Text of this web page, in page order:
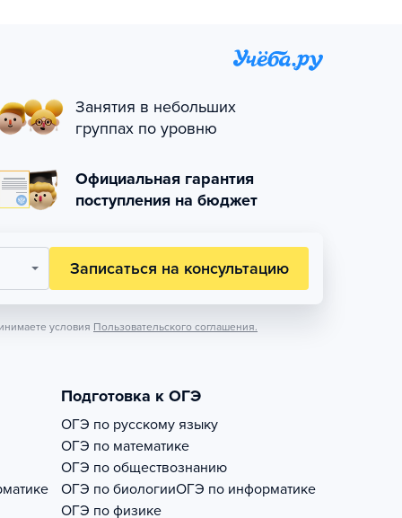
Занятия в небольших
группах по уровню
Официальная гарантия
поступления на бюджет
Записаться на консультацию
условия Пользовательского соглашения.
Подготовка к ОГЭ
ОГЭ по русскому языку
ОГЭ по математике
ОГЭ по обществознанию
ОГЭ по биологииОГЭ по информатике
ОГЭ по физике